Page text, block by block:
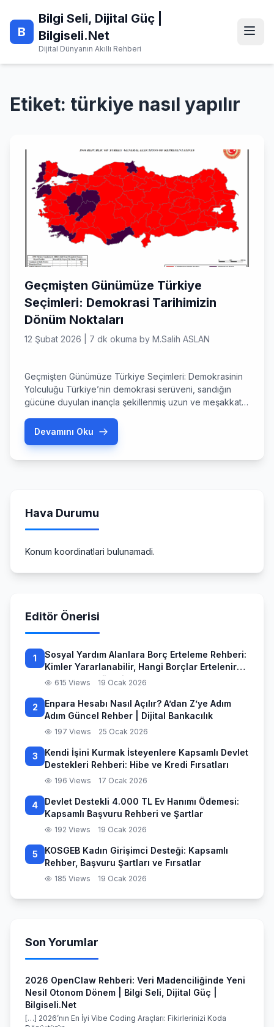
content
B
Bilgi Seli, Dijital Güç |
Bilgiseli.Net
Dijital Dünyanın Akıllı Rehberi
Etiket: türkiye nasıl yapılır
Geçmişten Günümüze Türkiye
Seçimleri: Demokrasi Tarihimizin
Dönüm Noktaları
12 Şubat 2026 7 dk okuma by M.Salih ASLAN
Geçmişten Günümüze Türkiye Seçimleri: Demokrasinin
Yolculuğu Türkiye’nin demokrasi serüveni, sandığın
gücüne duyulan inançla şekillenmiş uzun ve meşakkatli
dönemlerinden modern Türkiye Cumhuriyeti’ne kadar
geçmişten günümüze Türkiye seçimleri, toplumsal
Devamını Oku
Hava Durumu
Konum koordinatlari bulunamadi.
Editör Önerisi
1
Sosyal Yardım Alanlara Borç Erteleme Rehberi:
Kimler Yararlanabilir, Hangi Borçlar Ertelenir
ve Başvuru Süreci
615 Views 19 Ocak 2026
2
Enpara Hesabı Nasıl Açılır? A’dan Z’ye Adım
Adım Güncel Rehber | Dijital Bankacılık
197 Views 25 Ocak 2026
3
Kendi İşini Kurmak İsteyenlere Kapsamlı Devlet
Destekleri Rehberi: Hibe ve Kredi Fırsatları
196 Views 17 Ocak 2026
4
Devlet Destekli 4.000 TL Ev Hanımı Ödemesi:
Kapsamlı Başvuru Rehberi ve Şartlar
192 Views 19 Ocak 2026
5
KOSGEB Kadın Girişimci Desteği: Kapsamlı
Rehber, Başvuru Şartları ve Fırsatlar
185 Views 19 Ocak 2026
Son Yorumlar
2026 OpenClaw Rehberi: Veri Madenciliğinde Yeni
Nesil Otonom Dönem | Bilgi Seli, Dijital Güç |
Bilgiseli.Net
[…] 2026’nın En İyi Vibe Coding Araçları: Fikirlerinizi Koda